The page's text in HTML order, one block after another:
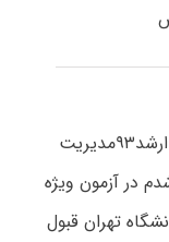
باعرض سلام ،من امسال در کنکور کارشناسی ارشد۹۳مدیریت
در آزمون ویژه
تهران قبول